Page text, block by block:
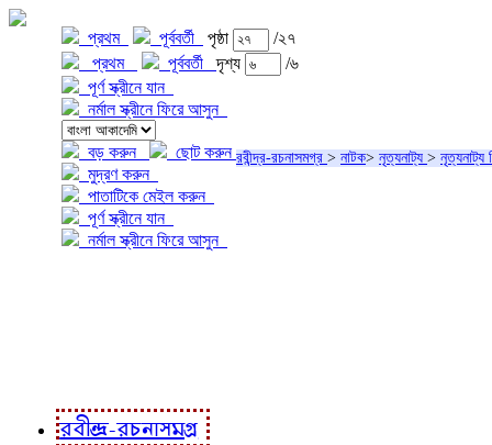
প্রথম পূর্ববর্তী পৃষ্ঠা
/২৭
প্রথম
পূর্ববর্তী দৃশ্য
/৬
পূর্ণ স্ক্রীনে যান
নর্মাল স্ক্রীনে ফিরে আসুন
বড় করুন
ছোট করুন
মুদ্রণ করুন
পাতাটিকে মেইল করুন
পূর্ণ স্ক্রীনে যান
নর্মাল স্ক্রীনে ফিরে আসুন
রবীন্দ্র-রচনাসমগ্র > নাটক> নৃত্যনাট্য > নৃত্যনাট্য
রবীন্দ্র-রচনাসমগ্র